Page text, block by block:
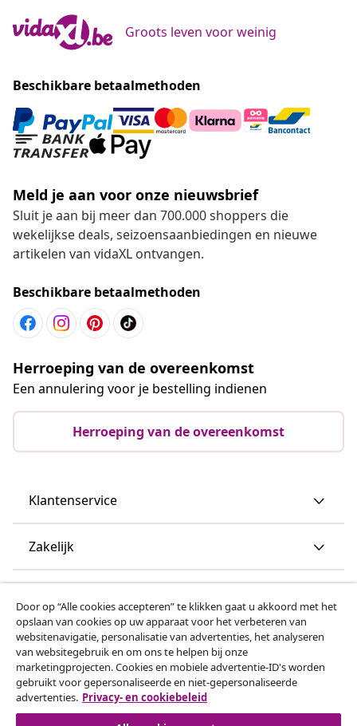
Groots leven voor weinig
Beschikbare betaalmethoden
Meld je aan voor onze nieuwsbrief
Sluit je aan bij meer dan 700.000 shoppers die
wekelijkse deals, seizoensaanbiedingen en nieuwe
artikelen van vidaXL ontvangen.
Beschikbare betaalmethoden
Herroeping van de overeenkomst
Een annulering voor je bestelling indienen
Herroeping van de overeenkomst
Klantenservice
Zakelijk
Ontdek meer
Door op “Alle cookies accepteren” te klikken gaat u akkoord met het
opslaan van cookies op uw apparaat voor het verbeteren van
websitenavigatie, personalisatie van advertenties, het analyseren
van websitegebruik en om ons te helpen bij onze
marketingprojecten. Cookies en mobiele advertentie-ID's worden
gebruikt voor gepersonaliseerde en niet-gepersonaliseerde
advertenties. Privacy- en cookiebeleid